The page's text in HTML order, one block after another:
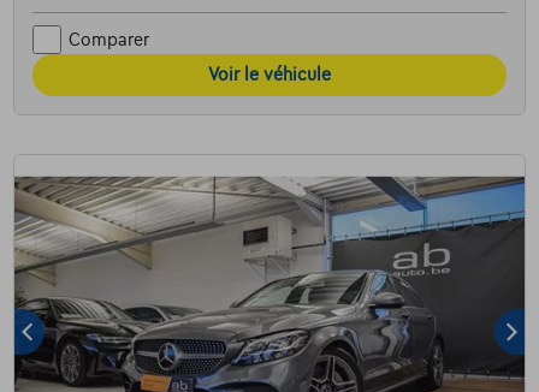
Comparer
Voir le véhicule